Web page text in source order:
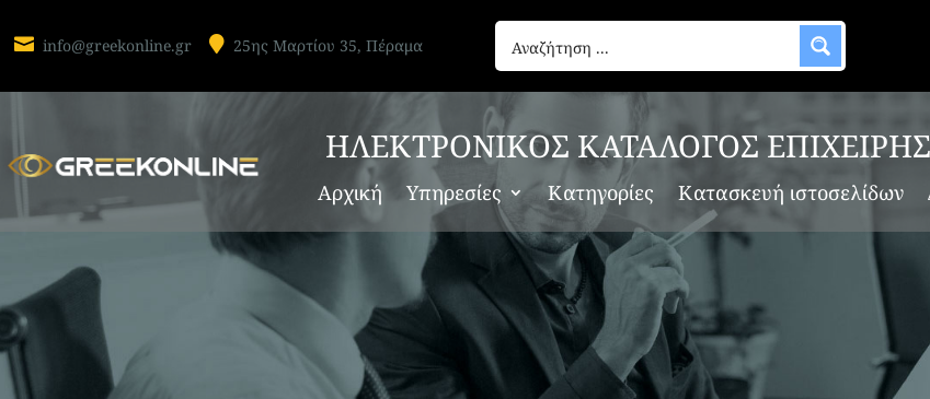
 info@greekonline.gr  25ης Μαρτίου 35, Πέραμα
ΗΛΕΚΤΡΟΝΙΚΟΣ ΚΑΤΑΛΟΓΟΣ
Αρχική Υπηρεσίες Κατηγορίες Κατασκευή ιστοσελίδων